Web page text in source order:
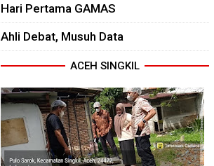
Hari Pertama GAMAS
Ahli Debat, Musuh Data
ACEH SINGKIL